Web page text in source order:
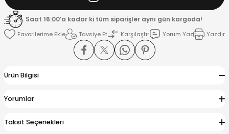
Saat 16:00’a kadar ki tüm siparişler aynı gün kargoda!
Tavsiye Et
Karşılaştır Yorum Yaz Yazdır
Ürün Bilgisi
Yorumlar
Taksit Seçenekleri